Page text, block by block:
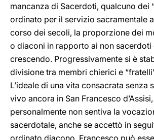
mancanza di Sacerdoti, qualcuno dei
ordinato per il servizio sacramentale
corso dei secoli, la proporzione dei
o diaconi in rapporto ai non sacerdoti
crescendo. Progressivamente si è
divisione tra membri chierici e
L’ideale di una vita consacrata senza
vivo ancora in San Francesco
personalmente non sentiva la
sacerdotale, anche se accettò in
ordinato diacono. Francesco può